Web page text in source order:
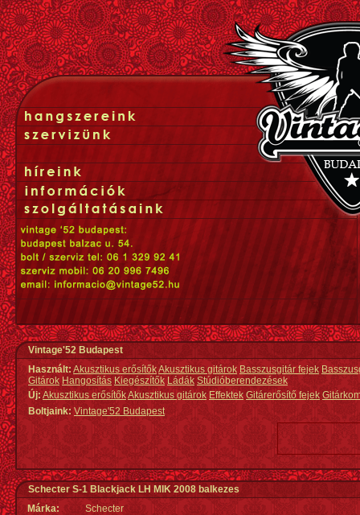
Vintage'52 Budapest
Használt: Akusztikus erősítőkAkusztikus gitárok Basszusgitár fejek
Gitárok Hangosítás Kiegészítők Ládák Stúdióberendezések
Új:Akusztikus erősítőkAkusztikus gitárok Effektek Gitárerősítő fejek
Boltjaink: Vintage'52 Budapest
Schecter S-1 Blackjack LH MIK 2008 balkezes
Márka:
Schecter